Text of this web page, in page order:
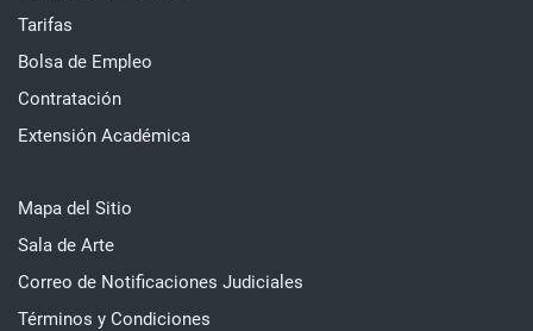
Tarifas
Bolsa de Empleo
Contratación
Extensión Académica
Mapa del Sitio
Sala de Arte
Correo de Notificaciones Judiciales
Términos y Condiciones